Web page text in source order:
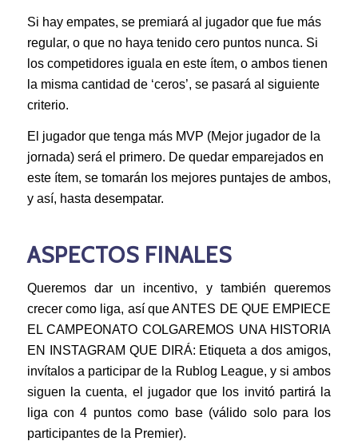
Si hay empates, se premiará al jugador que fue más
regular, o que no haya tenido cero puntos nunca. Si
los competidores iguala en este ítem, o ambos tienen
la misma cantidad de ‘ceros’, se pasará al siguiente
criterio.
El jugador que tenga más MVP (Mejor jugador de la
jornada) será el primero. De quedar emparejados en
este ítem, se tomarán los mejores puntajes de ambos,
y así, hasta desempatar.
ASPECTOS FINALES
Queremos dar un incentivo, y también queremos
crecer como liga, así que ANTES DE QUE EMPIECE
EL CAMPEONATO COLGAREMOS UNA HISTORIA
EN INSTAGRAM QUE DIRÁ: Etiqueta a dos amigos,
invítalos a participar de la Rublog League, y si ambos
siguen la cuenta, el jugador que los invitó partirá la
liga con 4 puntos como base (válido solo para los
participantes de la Premier).